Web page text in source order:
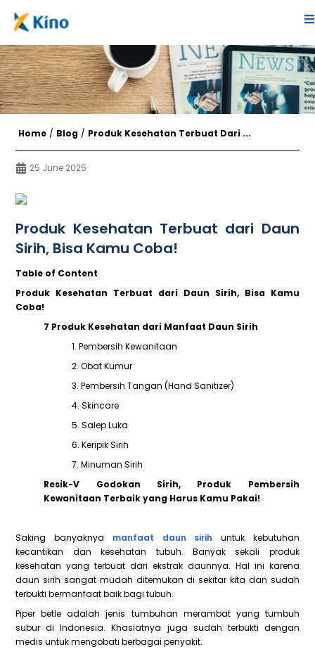
Home / Blog / Produk Kesehatan Terbuat Dari ...
25 June 2025
Produk Kesehatan Terbuat dari Daun
Sirih, Bisa Kamu Coba!
Table of Content
Produk Kesehatan Terbuat dari Daun Sirih, Bisa Kamu
Coba!
7 Produk Kesehatan dari Manfaat Daun Sirih
1. Pembersih Kewanitaan
2. Obat Kumur
3. Pembersih Tangan (Hand Sanitizer)
4. Skincare
5. Salep Luka
6. Keripik Sirih
7. Minuman Sirih
Resik-V Godokan Sirih, Produk Pembersih
Kewanitaan Terbaik yang Harus Kamu Pakai!
Saking banyaknya manfaat daun sirih untuk kebutuhan
kecantikan dan kesehatan tubuh. Banyak sekali produk
kesehatan yang terbuat dari ekstrak daunnya. Hal ini karena
daun sirih sangat mudah ditemukan di sekitar kita dan sudah
terbukti bermanfaat baik bagi tubuh.
Piper betle adalah jenis tumbuhan merambat yang tumbuh
subur di Indonesia. Khasiatnya juga sudah terbukti dengan
medis untuk mengobati berbagai penyakit.